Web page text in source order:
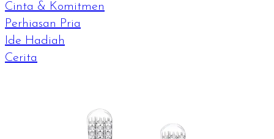
Cinta & Komitmen
Perhiasan Pria
Ide Hadiah
Cerita